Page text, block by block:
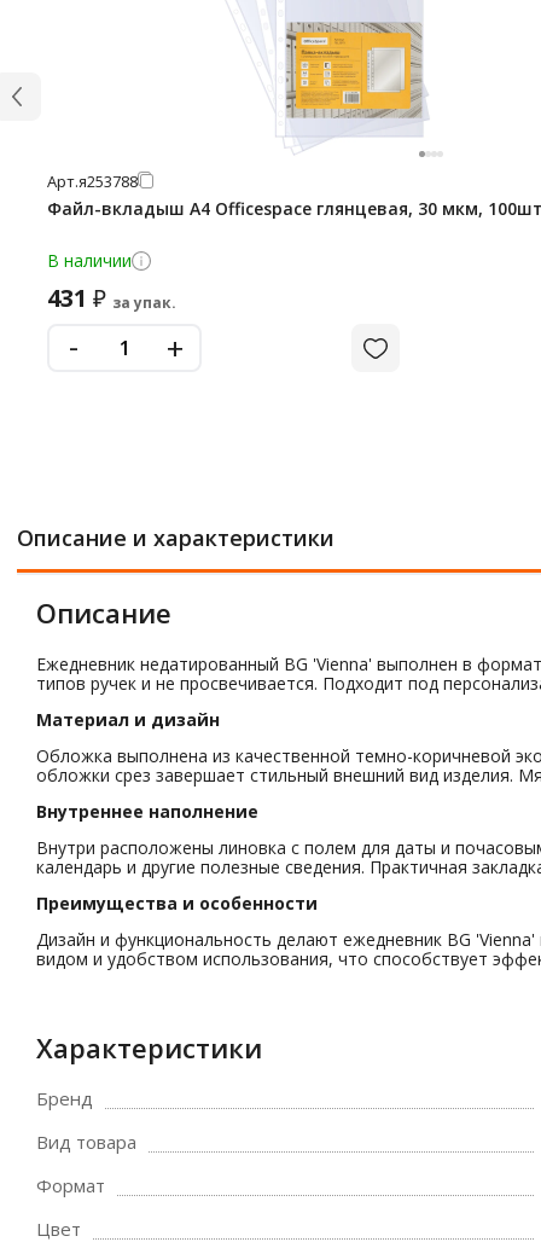
Арт.я253788
Файл-вкладыш А4 Officespace глянцевая, 30 мкм,
В наличии
431 ₽ за упак.
- +
Описание и характеристики
Описание
Ежедневник недатированный BG 'Vienna' выполнен в
типов ручек и не просвечивается. Подходит под
Материал и дизайн
Обложка выполнена из качественной темно-коричневой
обложки срез завершает стильный внешний вид изделия.
Внутреннее наполнение
Внутри расположены линовка с полем для даты и
календарь и другие полезные сведения. Практичная
Преимущества и особенности
Дизайн и функциональность делают ежедневник BG
видом и удобством использования, что способствует
Характеристики
Бренд
Вид товара
Формат
Цвет